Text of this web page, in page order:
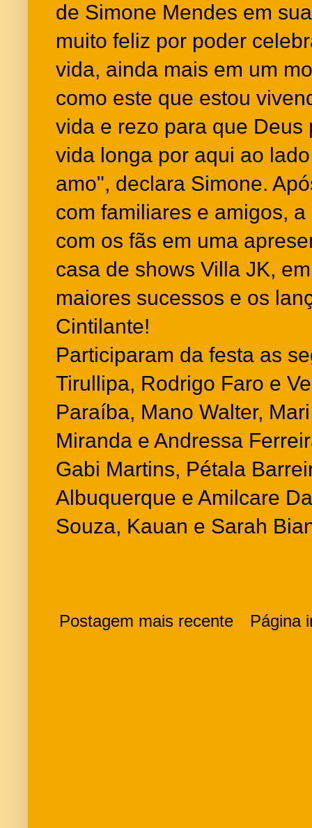
de Simone Mendes em
muito feliz por poder
vida, ainda mais em um
como este que estou
vida e rezo para que Deus
vida longa por aqui ao
amo", declara Simone.
com familiares e amigos,
com os fãs em uma
casa de shows Villa JK,
maiores sucessos e os
Cintilante!
Participaram da festa as
Tirullipa, Rodrigo Faro e
Paraíba, Mano Walter,
Miranda e Andressa
Gabi Martins, Pétala
Albuquerque e Amilcare
Souza, Kauan e Sarah
Postagem mais recente Página